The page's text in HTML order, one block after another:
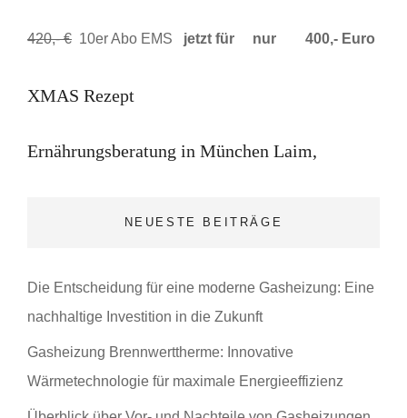
420,- € 10er Abo EMS jetzt für nur 400,- Euro
Beitrags-
Previous
XMAS Rezept
Next
Ernährungsberatung in München Laim,
NEUESTE BEITRÄGE
Die Entscheidung für eine moderne Gasheizung: Eine
nachhaltige Investition in die Zukunft
Gasheizung Brennwerttherme: Innovative
Wärmetechnologie für maximale Energieeffizienz